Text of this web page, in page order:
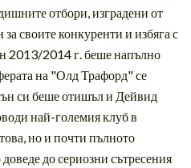
отбори, изградени от
своите конкуренти и избяга с
2013/2014 г. беше напълно
на "Олд Трафорд" се
си беше отишъл и Дейвид
най-големия клуб в
но и почти пълното
до сериозни сътресения